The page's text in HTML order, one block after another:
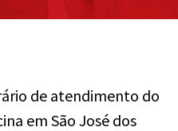
de atendimento do
em São José dos